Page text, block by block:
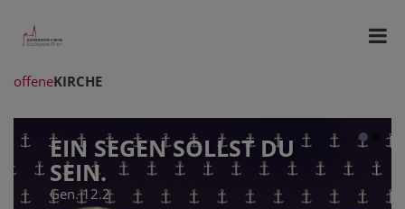
offeneKIRCHE
EIN SEGEN SOLLST DU
SEIN.
Gen. 12.2